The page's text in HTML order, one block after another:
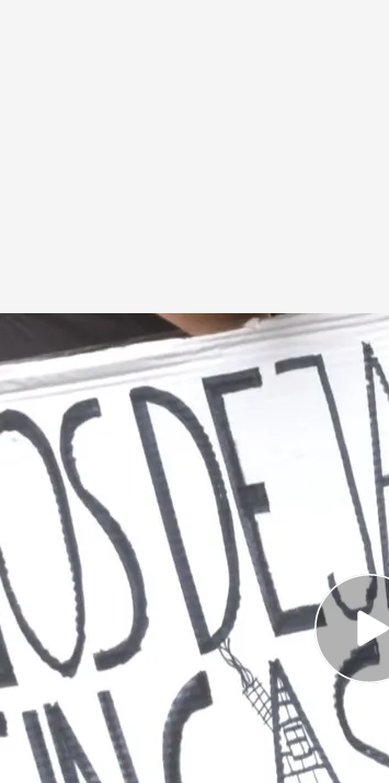
para limitar los alquileres de temporada y los pisos
Cuatro
de Vivienda, Isabel Rodríguez, ha
de temporada y los pisos
cambiará la Ley de Propiedad Horizontal
vetar los pisos turísticos
turismo: una de las plazas mas